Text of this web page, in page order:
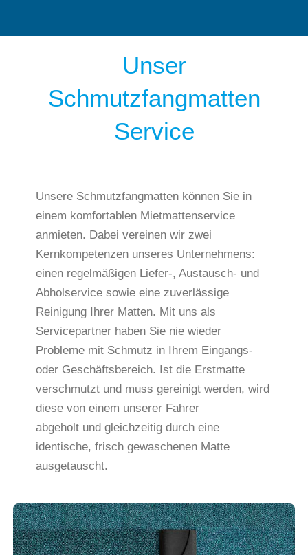
Unser
Schmutzfangmatten
Service
Unsere Schmutzfangmatten können Sie in
einem komfortablen Mietmattenservice
anmieten. Dabei vereinen wir zwei
Kernkompetenzen unseres Unternehmens:
einen regelmäßigen Liefer-, Austausch- und
Abholservice sowie eine zuverlässige
Reinigung Ihrer Matten. Mit uns als
Servicepartner haben Sie nie wieder
Probleme mit Schmutz in Ihrem Eingangs-
oder Geschäftsbereich. Ist die Erstmatte
verschmutzt und muss gereinigt werden, wird
diese von einem unserer Fahrer
abgeholt und gleichzeitig durch eine
identische, frisch gewaschenen Matte
ausgetauscht.